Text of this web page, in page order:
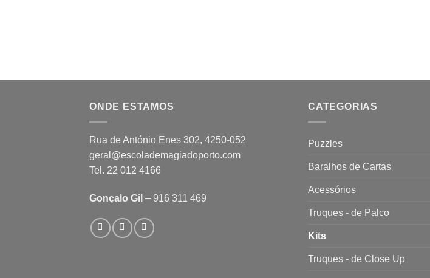
ONDE ESTAMOS
Rua de António Enes 302, 4250-052
geral@escolademagiadoporto.com
Tel. 22 012 4166
Gonçalo Gil – 916 311 469
CATEGORIAS
Puzzles
Baralhos de Cartas
Acessórios
Truques - de Palco
Kits
Truques - de Close Up